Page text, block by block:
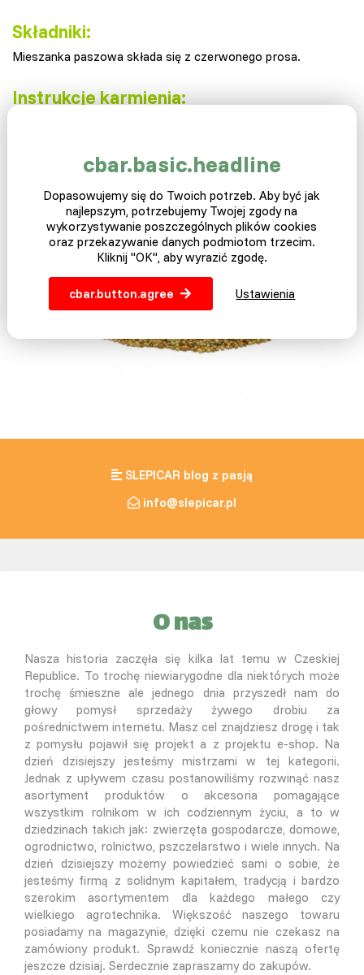
Składniki:
Mieszanka paszowa składa się z czerwonego prosa.
Instrukcje karmienia:
odpowiednią dawkę, aby jak najszybciej zużyła się. Zawsze
wyrzucaj paszę od drugiego dnia. Zapewnij zwierzętom stały
podstawę ich diety.
SLEPICAR blog z pasją
info@slepicar.pl
O nas
Nasza historia zaczęła się kilka lat temu w Czeskiej
Republice. To trochę niewiarygodne dla niektórych może
trochę śmieszne ale jednego dnia przyszedł nam do
głowy pomysł sprzedaży żywego drobiu za
pośrednictwem internetu. Masz cel znajdziesz drogę i tak
z pomysłu pojawił się projekt a z projektu e-shop. Na
dzień dzisiejszy jesteśmy mistrzami w tej kategorii.
Jednak z upływem czasu postanowiliśmy rozwinąć nasz
asortyment produktów o akcesoria pomagające
wszystkim rolnikom w ich codziennym życiu, a to w
dziedzinach takich jak: zwierzęta gospodarcze, domowe,
ogrodnictwo, rolnictwo, pszczelarstwo i wiele innych. Na
dzień dzisiejszy możemy powiedzieć sami o sobie, że
jesteśmy firmą z solidnym kapitałem, tradycją i bardzo
szerokim asortymentem dla każdego małego czy
wielkiego agrotechnika. Większość naszego towaru
posiadamy na magazynie, dzięki czemu nie czekasz na
zamówiony produkt. Sprawdź koniecznie naszą ofertę
jeszcze dzisiaj. Serdecznie zapraszamy do zakupów.
cbar.basic.headline
Dopasowujemy się do Twoich potrzeb. Aby być jak
najlepszym, potrzebujemy Twojej zgody na
wykorzystywanie poszczególnych plików cookies
oraz przekazywanie danych podmiotom trzecim.
Kliknij "OK", aby wyrazić zgodę.
cbar.button.agree Ustawienia